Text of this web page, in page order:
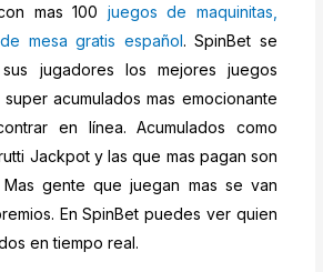
mas 100 juegos de maquinitas,
mesa gratis español. SpinBet se
jugadores los mejores juegos
acumulados mas emocionante
en línea. Acumulados como
Jackpot y las que mas pagan son
gente que juegan mas se van
En SpinBet puedes ver quien
en tiempo real.